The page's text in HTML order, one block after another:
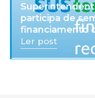
participa de
financiamento
Ler post